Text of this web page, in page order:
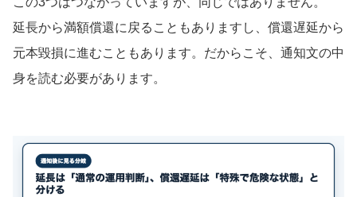
延長から満額償還に戻ることもありますし、償還遅延から
元本毀損に進むこともあります。だからこそ、通知文の中
身を読む必要があります。